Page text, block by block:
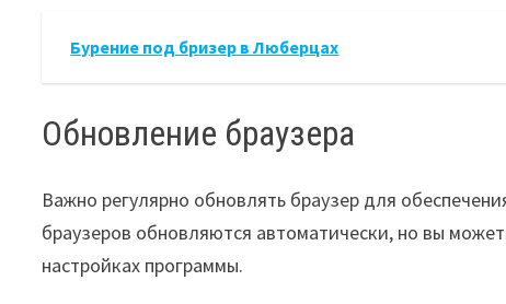
Бурение под бризер в Люберцах
Обновление браузера
Важно регулярно обновлять браузер для
браузеров обновляются автоматически, но вы
настройках программы.